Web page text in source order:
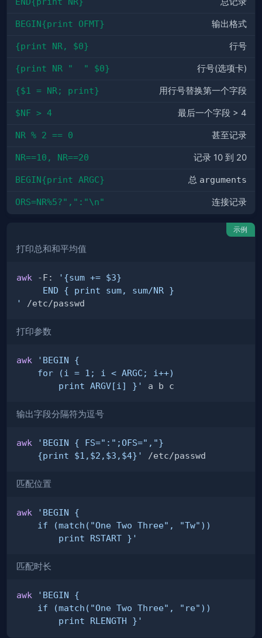
BEGIN{print OFMT} 输出格式
{print NR, $0} 行号
{print NR "  " $0} 行号(选项卡)
{$1 = NR; print} 用行号替换第一个字段
$NF > 4 最后一个字段 > 4
NR % 2 == 0 甚至记录
NR==10, NR==20 记录 10 到 20
BEGIN{print ARGC} 总 arguments
ORS=NR%5?",":"\n" 连接记录
示例
打印总和和平均值
awk -F:
'
打印参数
awk
        print ARGV[i] }'
输出字段分隔符为逗号
awk
    {print $1,$2,$3,$4}'
匹配位置
awk
        print RSTART }'
匹配时长
awk
        print RLENGTH }'